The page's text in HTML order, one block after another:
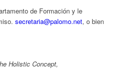
de Formación y le
secretaria@palomo.net, o bien
Holistic Concept,